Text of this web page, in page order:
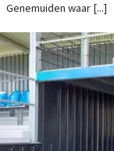
Genemuiden waar [...]